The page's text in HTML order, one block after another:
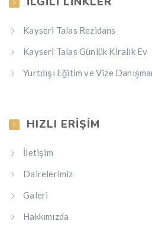
Kayseri Talas Rezidans
Kayseri Talas Günlük Kiralık Ev
Yurtdışı Eğitim ve Vize
HIZLI ERIŞIM
İletişim
Dairelerimiz
Galeri
Hakkımızda